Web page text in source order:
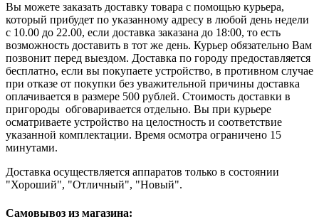
Вы можете заказать доставку товара с помощью курьера,
который прибудет по указанному адресу в любой день недели
с 10.00 до 22.00, если доставка заказана до 18:00, то есть
возможность доставить в тот же день. Курьер обязательно Вам
позвонит перед выездом. Доставка по городу предоставляется
бесплатно, если вы покупаете устройство, в противном случае
при отказе от покупки без уважительной причины доставка
оплачивается в размере 500 рублей. Стоимость доставки в
пригороды обговаривается отдельно. Вы при курьере
осматриваете устройство на целостность и соответствие
указанной комплектации. Время осмотра ограничено 15
минутами.
Доставка осуществляется аппаратов только в состоянии
"Хороший", "Отличный", "Новый".
Самовывоз из магазина: